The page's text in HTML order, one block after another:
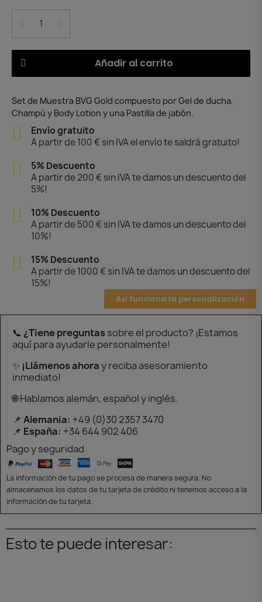
Añadir al carrito
Set de Muestra BVG Gold compuesto por Gel de ducha,
Champú y Body Lotion y una Pastilla de jabón.
Envío gratuito
A partir de 100 € sin IVA el envío te saldrá gratuito!
5% Descuento
A partir de 200 € sin IVA te damos un descuento del
5%!
10% Descuento
A partir de 500 € sin IVA te damos un descuento del
10%!
15% Descuento
A partir de 1000 € sin IVA te damos un descuento del
15%!
Así funciona la personalización
📞 ¿Tiene preguntassobre el producto? ¡Estamos
aquí para ayudarle personalmente!
✨ ¡Llámenos ahoray reciba asesoramiento
inmediato!
🌐 Hablamos alemán, español y inglés.
📌 Alemania: +49 (0)30 2357 3470
📌 España: +34 644 902 406
Pago y seguridad
La información de tu pago se procesa de manera segura. No
almacenamos los datos de tu tarjeta de crédito ni tenemos acceso a la
información de tu tarjeta.
Esto te puede interesar: